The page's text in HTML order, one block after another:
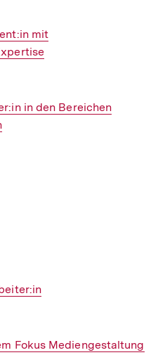
mit
in den Bereichen
Fokus Mediengestaltung